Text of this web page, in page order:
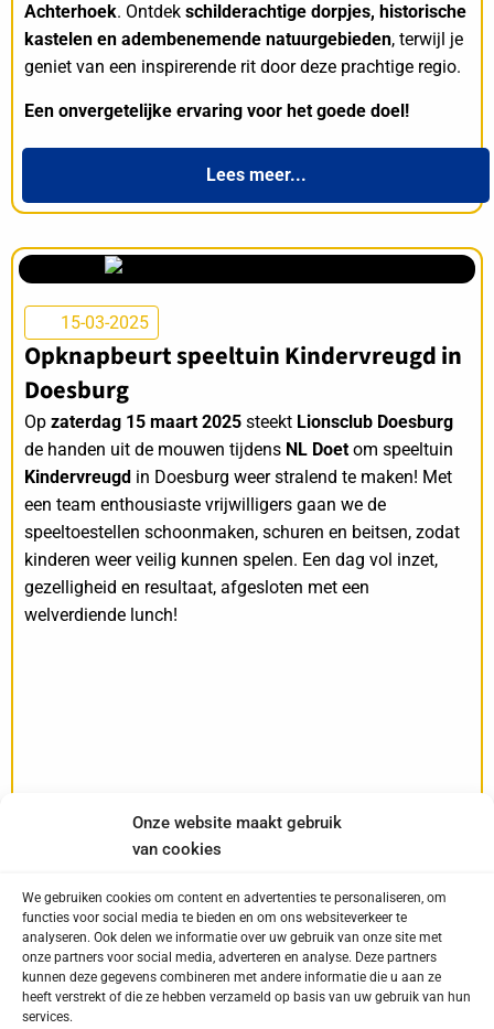
Onze website maakt gebruik
van cookies
We gebruiken cookies om content en advertenties te personaliseren, om
functies voor social media te bieden en om ons websiteverkeer te
analyseren. Ook delen we informatie over uw gebruik van onze site met
onze partners voor social media, adverteren en analyse. Deze partners
kunnen deze gegevens combineren met andere informatie die u aan ze
heeft verstrekt of die ze hebben verzameld op basis van uw gebruik van hun
services.
Achterhoek. Ontdek schilderachtige dorpjes, historische
kastelen en adembenemende natuurgebieden, terwijl je
geniet van een inspirerende rit door deze prachtige regio.
Een onvergetelijke ervaring voor het goede doel!
Lees meer...
15-03-2025
Opknapbeurt speeltuin Kindervreugd in
Doesburg
Op zaterdag 15 maart 2025 steekt Lionsclub Doesburg
de handen uit de mouwen tijdens NL Doet om speeltuin
Kindervreugd in Doesburg weer stralend te maken! Met
een team enthousiaste vrijwilligers gaan we de
speeltoestellen schoonmaken, schuren en beitsen, zodat
kinderen weer veilig kunnen spelen. Een dag vol inzet,
gezelligheid en resultaat, afgesloten met een
welverdiende lunch!